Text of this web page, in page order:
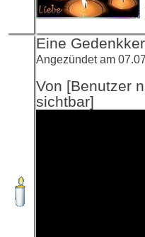
Eine
Angezündet am
Von [Benutzer
sichtbar]